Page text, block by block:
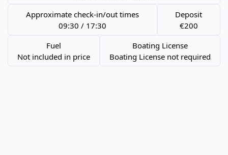
Approximate check-in/out times
09:30 / 17:30
Deposit
€200
Fuel
Not included in price
Boating License
Boating License not required